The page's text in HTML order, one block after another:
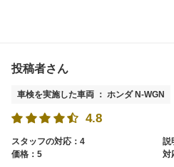
投稿者さん
車検を実施した車両 ： ホンダ N-WGN
4.8
スタッフの対応：4
説
価格：5
対